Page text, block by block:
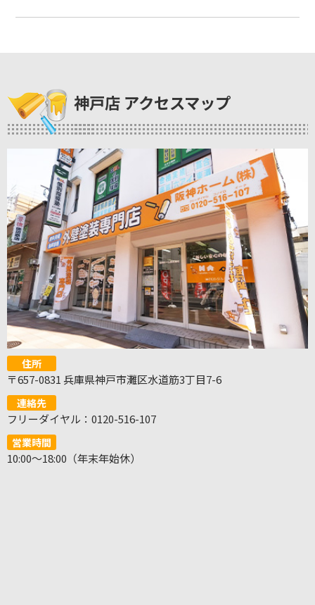
神戸店 アクセスマップ
住所
〒657-0831 兵庫県神戸市灘区水道筋3丁目7-6
連絡先
フリーダイヤル：0120-516-107
営業時間
10:00～18:00（年末年始休）